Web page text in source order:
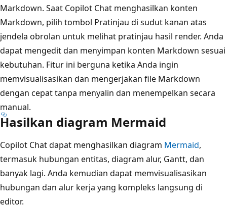
Markdown. Saat Copilot Chat menghasilkan konten
Markdown, pilih tombol Pratinjau di sudut kanan atas
jendela obrolan untuk melihat pratinjau hasil render. Anda
dapat mengedit dan menyimpan konten Markdown sesuai
kebutuhan. Fitur ini berguna ketika Anda ingin
memvisualisasikan dan mengerjakan file Markdown
dengan cepat tanpa menyalin dan menempelkan secara
manual.
Hasilkan diagram Mermaid
Copilot Chat dapat menghasilkan diagram Mermaid,
termasuk hubungan entitas, diagram alur, Gantt, dan
banyak lagi. Anda kemudian dapat memvisualisasikan
hubungan dan alur kerja yang kompleks langsung di
editor.